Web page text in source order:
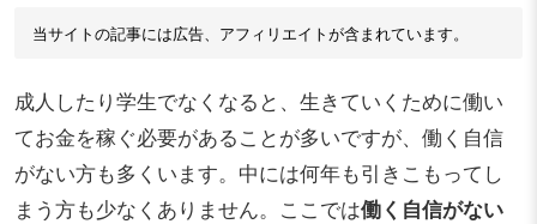
当サイトの記事には広告、アフィリエイトが含まれています。
成人したり学生でなくなると、生きていくために働い
てお金を稼ぐ必要があることが多いですが、働く自信
がない方も多くいます。中には何年も引きこもってし
まう方も少なくありません。ここでは働く自信がない